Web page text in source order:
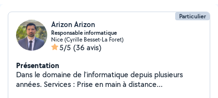
Particulier
Arizon Arizon
Responsable informatique
Nice (Cyrille Besset-La Foret)
5/5 (36 avis)
Présentation
Dans le domaine de l'informatique depuis plusieurs
années. Services : Prise en main à distance